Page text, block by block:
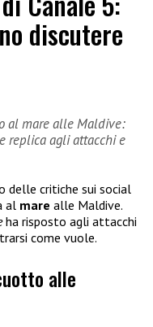
discutere
al mare alle Maldive:
replica agli attacchi e
delle critiche sui social
al mare alle Maldive.
ha risposto agli attacchi
come vuole.
alle